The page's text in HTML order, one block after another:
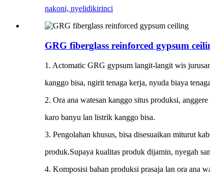
nakoni, nyelidikirinci
GRG fiberglass reinforced gypsum
1. Actomatic GRG gypsum langit-langit wis
kanggo bisa, ngirit tenaga kerja, nyuda biaya
2. Ora ana watesan kanggo situs produksi,
karo banyu lan listrik kanggo bisa.
3. Pengolahan khusus, bisa disesuaikan miturut
produk.Supaya kualitas produk dijamin, nyegah
4. Komposisi bahan produksi prasaja lan ora ana